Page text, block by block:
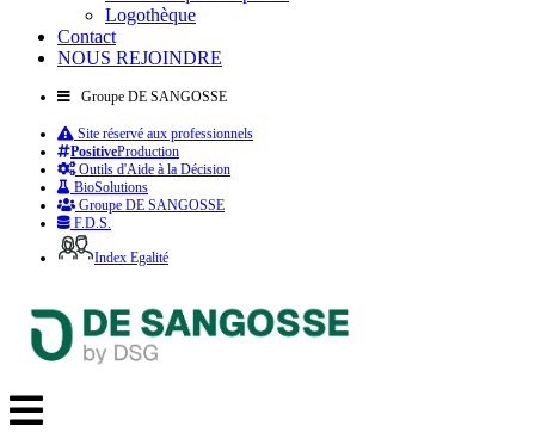
Logothèque
Contact
NOUS REJOINDRE
Groupe DE SANGOSSE
Site réservé aux professionnels
PositiveProduction
Outils d'Aide à la Décision
BioSolutions
Groupe DE SANGOSSE
F.D.S.
Index Egalité